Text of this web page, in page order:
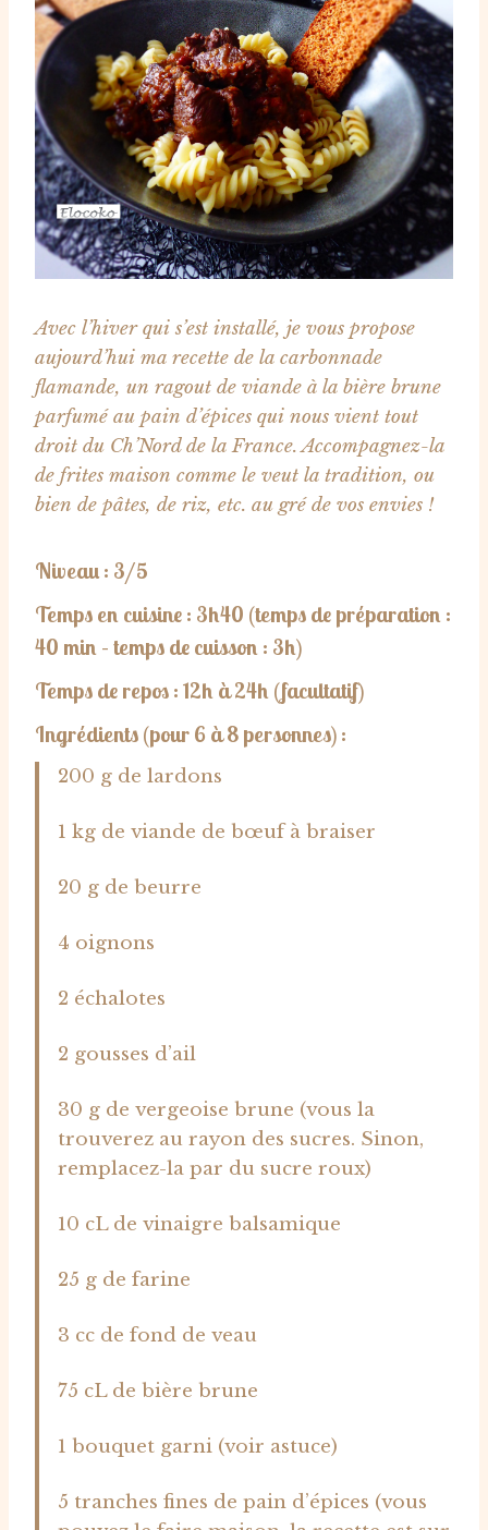
Avec l’hiver qui s’est installé, je vous propose
aujourd’hui ma recette de la carbonnade
flamande, un ragout de viande à la bière brune
parfumé au pain d’épices qui nous vient tout
droit du Ch’Nord de la France. Accompagnez-la
de frites maison comme le veut la tradition, ou
bien de pâtes, de riz, etc. au gré de vos envies !
Niveau : 3/5
Temps en cuisine : 3h40 (temps de préparation :
40 min – temps de cuisson : 3h)
Temps de repos : 12h à 24h (facultatif)
Ingrédients (pour 6 à 8 personnes) :
200 g de lardons
1 kg de viande de bœuf à braiser
20 g de beurre
4 oignons
2 échalotes
2 gousses d’ail
30 g de vergeoise brune (vous la
trouverez au rayon des sucres. Sinon,
remplacez-la par du sucre roux)
10 cL de vinaigre balsamique
25 g de farine
3 cc de fond de veau
75 cL de bière brune
1 bouquet garni (voir astuce)
5 tranches fines de pain d’épices (vous